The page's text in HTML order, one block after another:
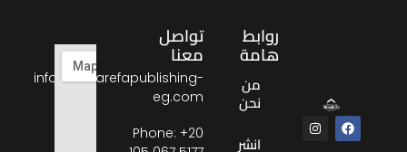
روابط
هامة
من
نحن
انشر
تواصل
معنا
info@almarefapublishing-
eg.com
Phone: ‎+20